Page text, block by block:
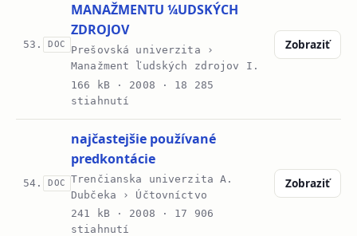
53. DOC
MANAŽMENTU ¼UDSKÝCH
ZDROJOV
Prešovská univerzita ›
Manažment ľudských zdrojov I.
166 kB · 2008 · 18 285
stiahnutí
Zobraziť
54. DOC
najčastejšie používané
predkontácie
Trenčianska univerzita A.
Dubčeka › Účtovníctvo
241 kB · 2008 · 17 906
stiahnutí
Zobraziť